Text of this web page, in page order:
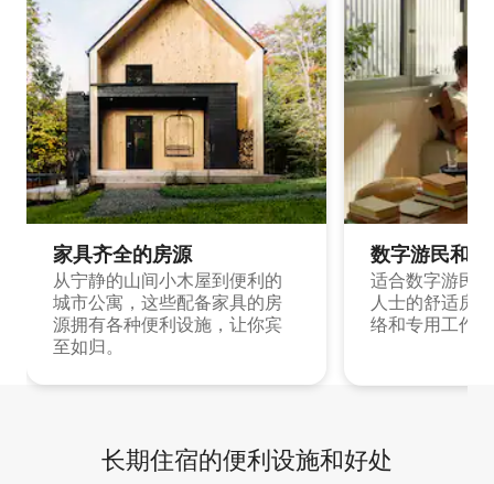
家具齐全的房源
从宁静的山间小木屋到便利的
城市公寓，这些配备家具的房
源拥有各种便利设施，让你宾
至如归。
数字游民和
适合数字游民
人士的舒适房
络和专用工作
长期住宿的便利设施和好处